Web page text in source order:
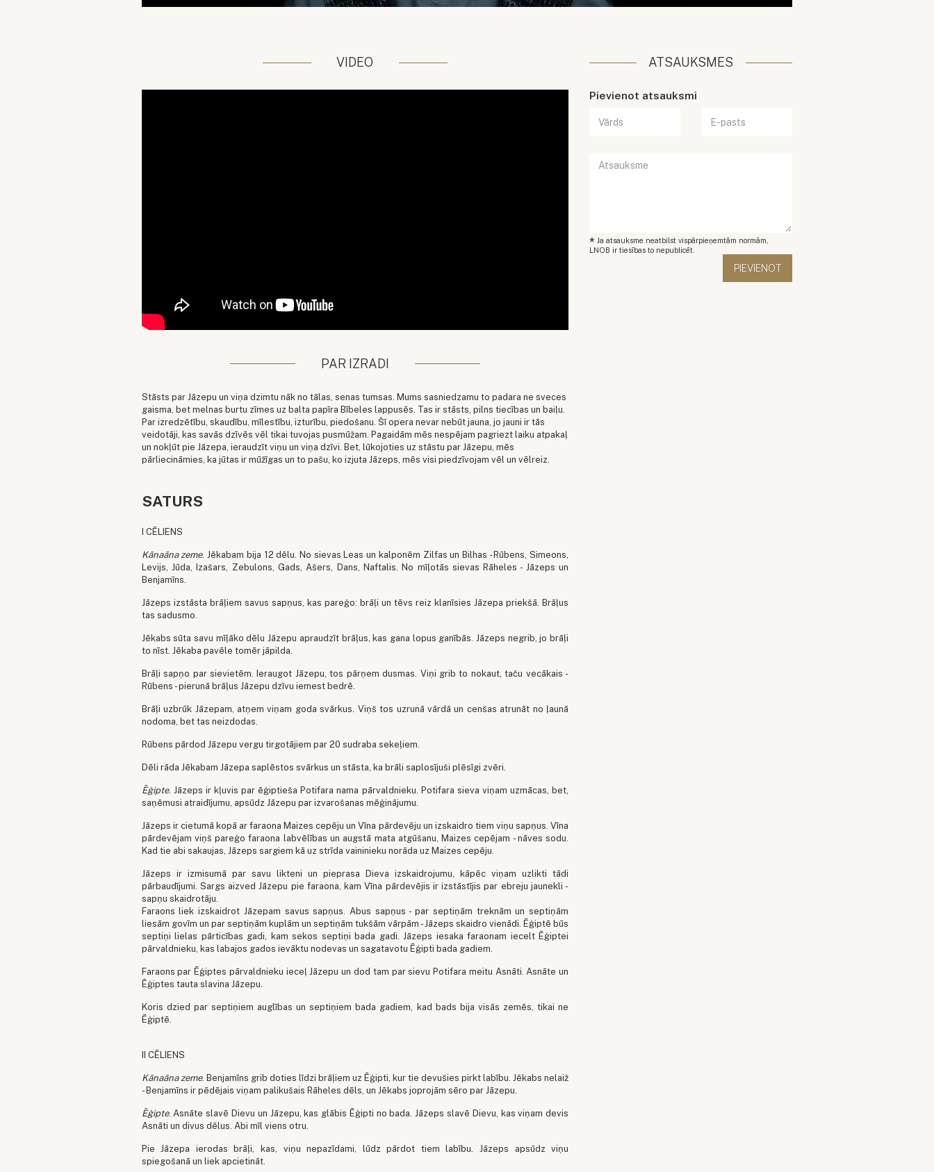
VIDEO
PAR IZRĀDI
Stāsts par Jāzepu un viņa dzimtu nāk no tālas, senas tumsas. Mums sasniedzamu to padara ne sveces
gaisma, bet melnas burtu zīmes uz balta papīra Bībeles lappusēs. Tas ir stāsts, pilns tiecības un baiļu.
Par izredzētību, skaudību, mīlestību, izturību, piedošanu. Šī opera nevar nebūt jauna, jo jauni ir tās
veidotāji, kas savās dzīvēs vēl tikai tuvojas pusmūžam. Pagaidām mēs nespējam pagriezt laiku atpakaļ
un nokļūt pie Jāzepa, ieraudzīt viņu un viņa dzīvi. Bet, lūkojoties uz stāstu par Jāzepu, mēs
pārliecināmies, ka jūtas ir mūžīgas un to pašu, ko izjuta Jāzeps, mēs visi piedzīvojam vēl un vēlreiz.
SATURS
I CĒLIENS
Kānaāna zeme. Jēkabam bija 12 dēlu. No sievas Leas un kalponēm Zilfas un Bilhas - Rūbens, Simeons,
Levijs, Jūda, Izašars, Zebulons, Gads, Ašers, Dans, Naftalis. No mīļotās sievas Rāheles - Jāzeps un
Benjamīns.
Jāzeps izstāsta brāļiem savus sapņus, kas pareģo: brāļi un tēvs reiz klanīsies Jāzepa priekšā. Brāļus
tas sadusmo.
Jēkabs sūta savu mīļāko dēlu Jāzepu apraudzīt brāļus, kas gana lopus ganībās. Jāzeps negrib, jo brāļi
to nīst. Jēkaba pavēle tomēr jāpilda.
Brāļi sapņo par sievietēm. Ieraugot Jāzepu, tos pārņem dusmas. Viņi grib to nokaut, taču vecākais -
Rūbens - pierunā brāļus Jāzepu dzīvu iemest bedrē.
Brāļi uzbrūk Jāzepam, atņem viņam goda svārkus. Viņš tos uzrunā vārdā un cenšas atrunāt no ļaunā
nodoma, bet tas neizdodas.
Rūbens pārdod Jāzepu vergu tirgotājiem par 20 sudraba sekeļiem.
Dēli rāda Jēkabam Jāzepa saplēstos svārkus un stāsta, ka brāli saplosījuši plēsīgi zvēri.
Ēģipte. Jāzeps ir kļuvis par ēģiptieša Potifara nama pārvaldnieku. Potifara sieva viņam uzmācas, bet,
saņēmusi atraidījumu, apsūdz Jāzepu par izvarošanas mēģinājumu.
Jāzeps ir cietumā kopā ar faraona Maizes cepēju un Vīna pārdevēju un izskaidro tiem viņu sapņus. Vīna
pārdevējam viņš pareģo faraona labvēlības un augstā mata atgūšanu, Maizes cepējam - nāves sodu.
Kad tie abi sakaujas, Jāzeps sargiem kā uz strīda vaininieku norāda uz Maizes cepēju.
Jāzeps ir izmisumā par savu likteni un pieprasa Dieva izskaidrojumu, kāpēc viņam uzlikti tādi
pārbaudījumi. Sargs aizved Jāzepu pie faraona, kam Vīna pārdevējis ir izstāstījis par ebreju jaunekli -
sapņu skaidrotāju.
Faraons liek izskaidrot Jāzepam savus sapņus. Abus sapņus - par septiņām treknām un septiņām
liesām govīm un par septiņām kuplām un septiņām tukšām vārpām - Jāzeps skaidro vienādi. Ēģiptē būs
septiņi lielas pārticības gadi, kam sekos septiņi bada gadi. Jāzeps iesaka faraonam iecelt Ēģiptei
pārvaldnieku, kas labajos gados ievāktu nodevas un sagatavotu Ēģipti bada gadiem.
Faraons par Ēģiptes pārvaldnieku ieceļ Jāzepu un dod tam par sievu Potifara meitu Asnāti. Asnāte un
Ēģiptes tauta slavina Jāzepu.
Koris dzied par septiņiem auglības un septiņiem bada gadiem, kad bads bija visās zemēs, tikai ne
Ēģiptē.
II CĒLIENS
Kānaāna zeme. Benjamīns grib doties līdzi brāļiem uz Ēģipti, kur tie devušies pirkt labību. Jēkabs nelaiž
- Benjamīns ir pēdējais viņam palikušais Rāheles dēls, un Jēkabs joprojām sēro par Jāzepu.
Ēģipte. Asnāte slavē Dievu un Jāzepu, kas glābis Ēģipti no bada. Jāzeps slavē Dievu, kas viņam devis
Asnāti un divus dēlus. Abi mīl viens otru.
Pie Jāzepa ierodas brāļi, kas, viņu nepazīdami, lūdz pārdot tiem labību. Jāzeps apsūdz viņu
spiegošanā un liek apcietināt.
ATSAUKSMES
Pievienot atsauksmi
*
Ja atsauksme neatbilst vispārpieņemtām normām,
LNOB ir tiesības to nepublicēt.